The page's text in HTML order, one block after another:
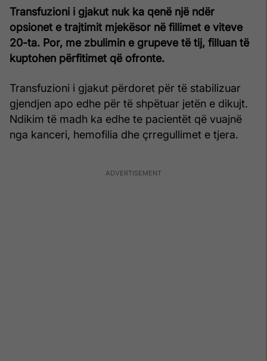
Transfuzioni i gjakut nuk ka qenë një ndër
opsionet e trajtimit mjekësor në fillimet e viteve
20-ta. Por, me zbulimin e grupeve të tij, filluan të
kuptohen përfitimet që ofronte.
Transfuzioni i gjakut përdoret për të stabilizuar
gjendjen apo edhe për të shpëtuar jetën e dikujt.
Ndikim të madh ka edhe te pacientët që vuajnë
nga kanceri, hemofilia dhe çrregullimet e tjera.